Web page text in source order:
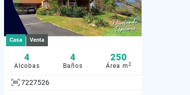
Casa Venta
4
Alcobas
4
Baños
250
Área m 2
7227526